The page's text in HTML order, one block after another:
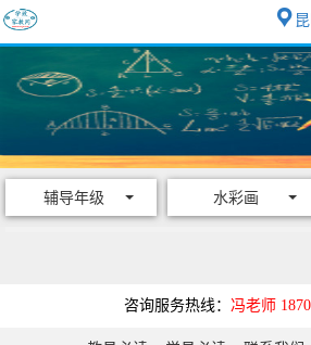
辅导年级 水彩画
咨询服务热线： 冯老师